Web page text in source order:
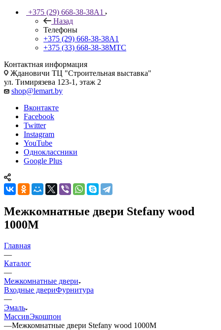
+375 (29) 668-38-38A1
Назад
Телефоны
+375 (29) 668-38-38A1
+375 (33) 668-38-38МТС
Контактная информация
Ждановичи ТЦ "Строительная выставка"
ул. Тимирязева 123-1, этаж 2
shop@lemart.by
Вконтакте
Facebook
Twitter
Instagram
YouTube
Одноклассники
Google Plus
Межкомнатные двери Stefany wood
1000М
Главная
—
Каталог
—
Межкомнатные двери
Входные двериФурнитура
—
Эмаль
МассивЭкошпон
—Межкомнатные двери Stefany wood 1000М